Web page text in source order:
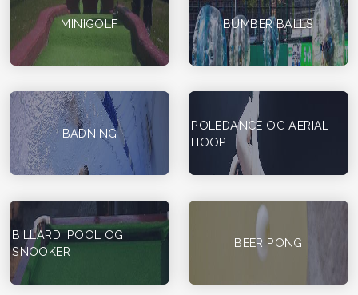
MINIGOLF BUMBER BALLS
BADNING
POLEDANCE OG AERIAL
HOOP
BILLARD, POOL OG
SNOOKER
BEER PONG